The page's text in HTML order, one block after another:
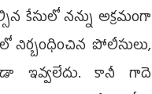
కేసులో నన్ను అక్రమంగా
నిర్బంధించిన పోలీసులు,
ఇవ్వలేదు. కానీ గాదె